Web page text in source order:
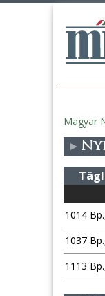
Sie
sind
hier
Magyar
1014
1037
1113